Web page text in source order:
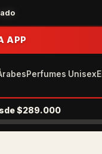
APP
Perfumes Unisex
$289.000